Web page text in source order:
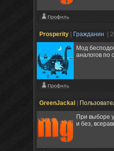
Prosperity Гражданин
|
Мод
аналогов по
GreenJackal
При выборе
и без,